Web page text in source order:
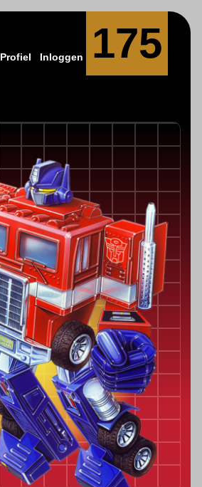
Profiel Inloggen 175